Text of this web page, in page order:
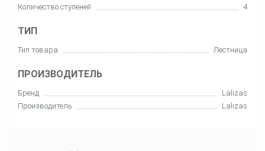
Количество ступеней 4
ТИП
Тип товара Лестница
ПРОИЗВОДИТЕЛЬ
Бренд
Lalizas
Производитель
Lalizas